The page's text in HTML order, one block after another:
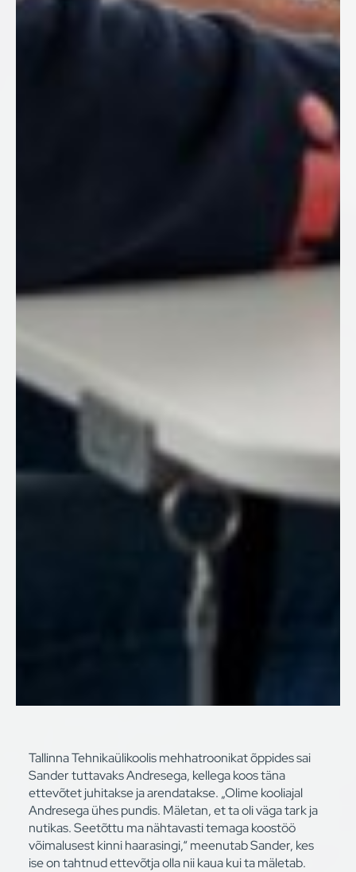
Tallinna Tehnikaülikoolis mehhatroonikat õppides sai
Sander tuttavaks Andresega, kellega koos täna
ettevõtet juhitakse ja arendatakse. „Olime kooliajal
Andresega ühes pundis. Mäletan, et ta oli väga tark ja
nutikas. Seetõttu ma nähtavasti temaga koostöö
võimalusest kinni haarasingi,“ meenutab Sander, kes
ise on tahtnud ettevõtja olla nii kaua kui ta mäletab.